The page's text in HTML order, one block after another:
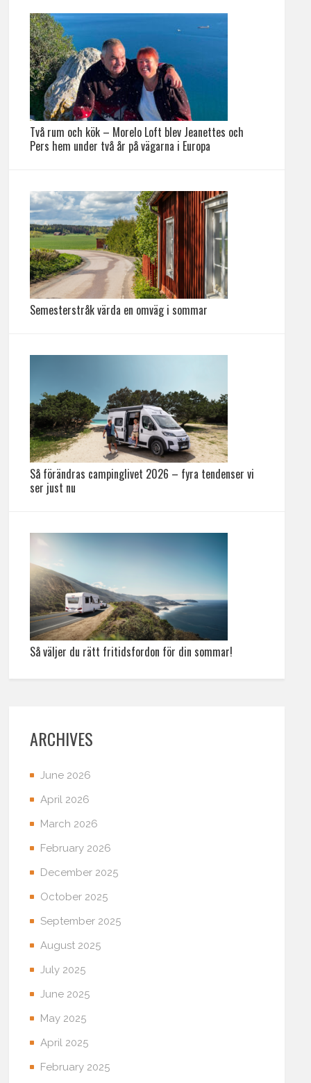
Två rum och kök – Morelo Loft blev Jeanettes och
Pers hem under två år på vägarna i Europa
Semesterstråk värda en omväg i sommar
Så förändras campinglivet 2026 – fyra tendenser vi
ser just nu
Så väljer du rätt fritidsfordon för din sommar!
ARCHIVES
June 2026
April 2026
March 2026
February 2026
December 2025
October 2025
September 2025
August 2025
July 2025
June 2025
May 2025
April 2025
February 2025